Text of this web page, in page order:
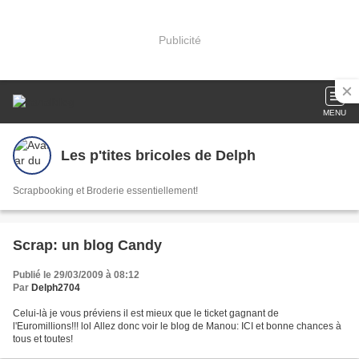
Publicité
MENU
Les p'tites bricoles de Delph
Scrapbooking et Broderie essentiellement!
Scrap: un blog Candy
Publié le 29/03/2009 à 08:12
Par Delph2704
Celui-là je vous préviens il est mieux que le ticket gagnant de
l'Euromillions!!! lol Allez donc voir le blog de Manou: ICI et bonne chances à
tous et toutes!